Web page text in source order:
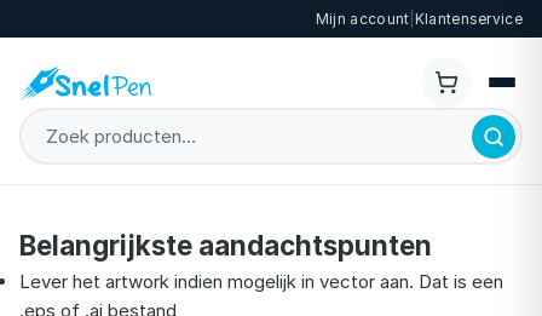
Mijn account Klantenservice
Belangrijkste aandachtspunten
Lever het artwork indien mogelijk in vector aan. Dat is een
.eps of .ai bestand